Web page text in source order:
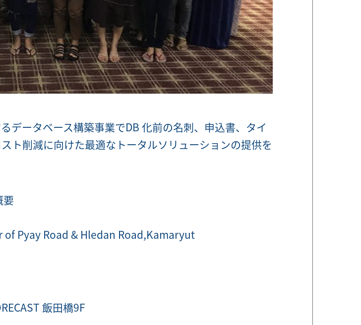
データベース構築事業でDB 化前の名刺、申込書、タイ
ト削減に向けた最適なトータルソリューションの提供を
要
Pyay Road & Hledan Road,Kamaryut
飯田橋9F